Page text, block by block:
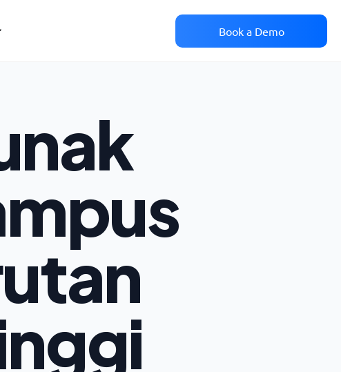
Book a Demo